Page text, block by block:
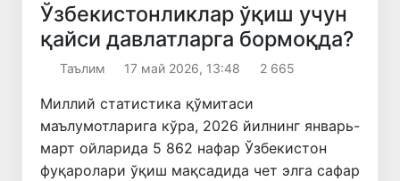
Ўзбекистонликлар ўқиш учун
қайси давлатларга бормоқда?
Таълим 17 май 2026, 13:48 2 665
Миллий статистика қўмитаси
маълумотларига кўра, 2026 йилнинг январь-
март ойларида 5 862 нафар Ўзбекистон
фуқаролари ўқиш мақсадида чет элга сафар